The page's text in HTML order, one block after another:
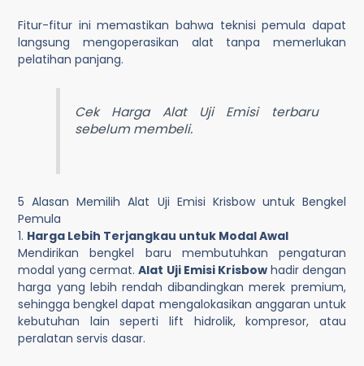
Fitur-fitur ini memastikan bahwa teknisi pemula dapat
langsung mengoperasikan alat tanpa memerlukan
pelatihan panjang.
Cek Harga Alat Uji Emisiterbaru
sebelum membeli.
5 Alasan Memilih Alat Uji Emisi Krisbow untuk Bengkel
Pemula
1. Harga Lebih Terjangkau untuk Modal Awal
Mendirikan bengkel baru membutuhkan pengaturan
modal yang cermat.Alat Uji Emisi Krisbowhadir dengan
harga yang lebih rendah dibandingkan merek premium,
sehingga bengkel dapat mengalokasikan anggaran untuk
kebutuhan lain seperti lift hidrolik, kompresor, atau
peralatan servis dasar.